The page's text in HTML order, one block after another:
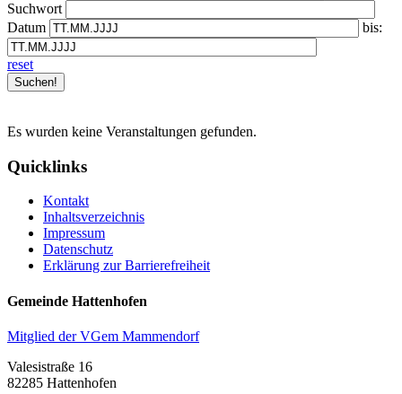
Suchwort
Datum
bis:
reset
Es wurden keine Veranstaltungen gefunden.
Quicklinks
Kontakt
Inhaltsverzeichnis
Impressum
Datenschutz
Erklärung zur Barrierefreiheit
Gemeinde Hattenhofen
Mitglied der VGem Mammendorf
Valesistraße 16
82285 Hattenhofen